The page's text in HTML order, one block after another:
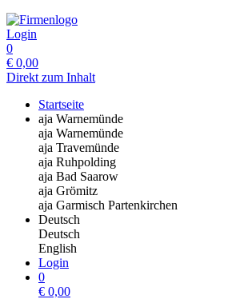
Login
0
€ 0,00
Direkt zum Inhalt
Startseite
aja Warnemünde
aja Warnemünde
aja Travemünde
aja Ruhpolding
aja Bad Saarow
aja Grömitz
aja Garmisch Partenkirchen
Deutsch
Deutsch
English
Login
0
€ 0,00